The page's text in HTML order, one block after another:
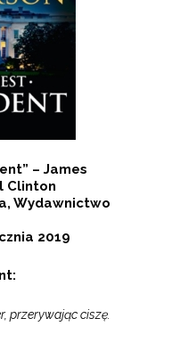
– James
Clinton
Wydawnictwo
2019
przerywając ciszę.